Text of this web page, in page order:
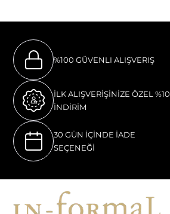
%100 GÜVENLI ALIŞVERIŞ
İLK ALIŞVERİŞİNİZE ÖZEL %10
İNDİRİM
30 GÜN İÇİNDE İADE
SEÇENEĞİ